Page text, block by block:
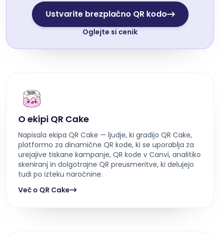
Ustvarite brezplačno QR kodo
Oglejte si cenik
O ekipi QR Cake
Napisala ekipa QR Cake — ljudje, ki gradijo QR Cake,
platformo za dinamične QR kode, ki se uporablja za
urejajive tiskane kampanje, QR kode v Canvi, analitiko
skeniranj in dolgotrajne QR preusmeritve, ki delujejo
tudi po izteku naročnine.
Več o QR Cake